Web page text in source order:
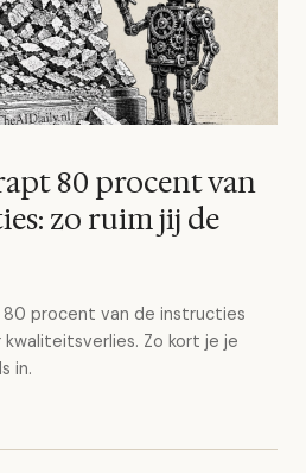
80 procent van
zo ruim jij de
procent van de instructies
Zo kort je je
in.